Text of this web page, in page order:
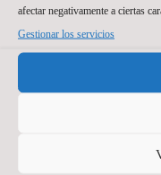
afectar negativamente a ciertas
Gestionar los servicios